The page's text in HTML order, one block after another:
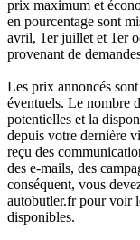
prix maximum et
en pourcentage sont
avril, 1er juillet et 1er
provenant de
Les prix annoncés
éventuels. Le nombre
potentielles et la
depuis votre dernière
reçu des
des e-mails, des
conséquent, vous
autobutler.fr pour voir
disponibles.